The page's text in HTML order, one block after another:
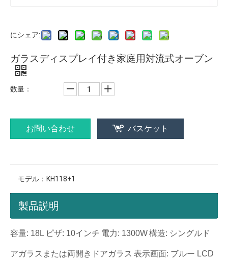
にシェア:
ガラスディスプレイ付き家庭用対流式オーブン
数量：
お問い合わせ バスケット
モデル： KH118+1
製品説明
容量: 18L ピザ: 10インチ 電力: 1300W構造: シングルド
アガラスまたは両開きドアガラス 表示画面: ブルー LCD